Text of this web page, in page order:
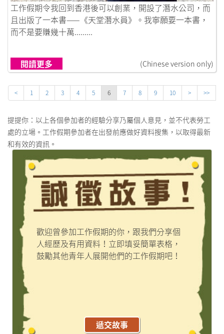
鏈接到大堡礁潛水記
工作假期令我回到香港後可以創業，開設了潛水公司，而
且出版了一本書——《天堂潛水員》。我寧願要一本書，
而不是要賺幾十萬.........
閱讀更多 (Chinese version only)
< 1 2 3 4 5 6 7 8 9 10 > >>
提提你：以上各個參加者的經驗分享乃屬個人意見，並不代表勞工
處的立場。工作假期參加者在出發前應做好資料搜集，以取得最新
和有效的資訊。
歡迎曾參加工作假期的你，跟我們分享個
人經歷及有用資料！立即填妥簡單表格，
鼓勵其他青年人展開他們的工作假期吧！
遞交故事